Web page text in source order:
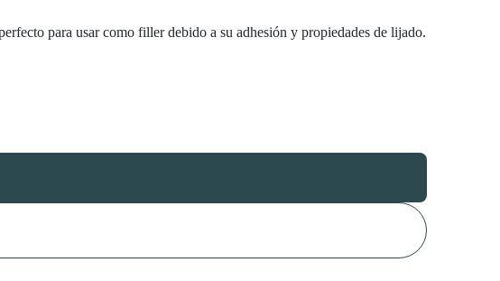
para usar como filler debido a su adhesión y propiedades de lijado.